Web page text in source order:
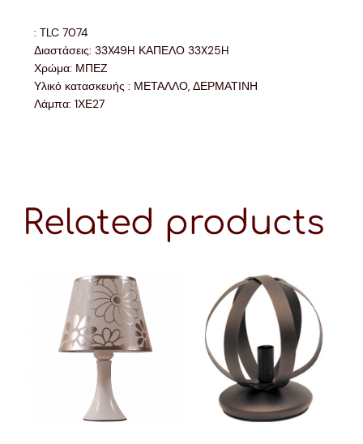
: TLC 7074
Διαστάσεις: 33X49H ΚΑΠΕΛΟ 33X25H
Χρώμα: ΜΠΕΖ
Υλικό κατασκευής : ΜΕΤΑΛΛΟ, ΔΕΡΜΑΤΙΝΗ
Λάμπα: 1ΧΕ27
Related products